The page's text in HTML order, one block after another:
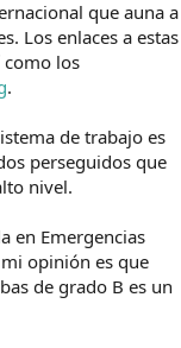
que auna a
Los enlaces a estas
como los
.
de trabajo es
perseguidos que
nivel.
en Emergencias
opinión es que
de grado B es un